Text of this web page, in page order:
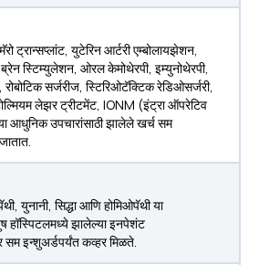
ट्रान्सप्लांट, युटेरिन आर्टरी एम्बोलायझेशन,
ब्रेन स्टिम्युलेशन, ओरल केमोथेरपी, इम्युनोथेरपी,
सर्जरीज, स्टिरिओटॅक्टिक रेडिओसर्जरी,
होल्मियम लेझर ट्रीटमेंट, IONM (इंट्रा ऑपरेटिव
आधुनिक उपचारांसाठी झालेले खर्च सम
युनानी, सिद्धा आणि होमिओपॅथी या
हॉस्पिटलमध्ये झालेल्या इनपेशंट
इन्शुअर्डपर्यंत कव्हर मिळते.